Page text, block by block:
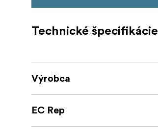
Technické špecifikácie
Výrobca
EC Rep